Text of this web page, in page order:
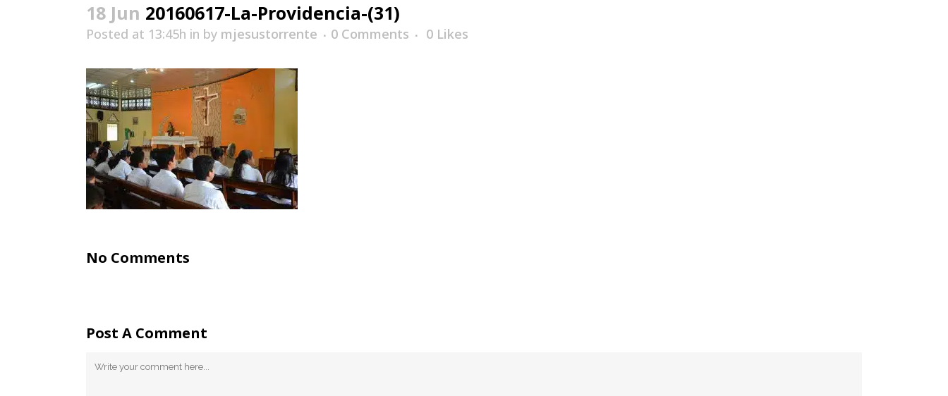
18 Jun 20160617-La-Providencia-(31)
Posted at 13:45h in by mjesustorrente 0 Comments 0 Likes
No Comments
Post A Comment